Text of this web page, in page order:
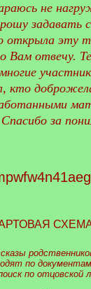
не
задавать
открыла эту
Вам отвечу.
кто
Спасибо за
по
по отцовской